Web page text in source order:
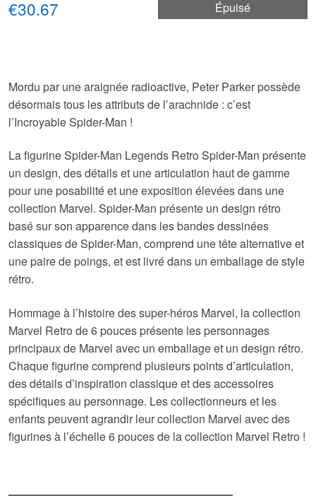
Épuisé
€30.67
Mordu par une araignée radioactive, Peter Parker possède
désormais tous les attributs de l’arachnide : c’est
l’Incroyable Spider-Man !
La figurine Spider-Man Legends Retro Spider-Man présente
un design, des détails et une articulation haut de gamme
pour une posabilité et une exposition élevées dans une
collection Marvel. Spider-Man présente un design rétro
basé sur son apparence dans les bandes dessinées
classiques de Spider-Man, comprend une tête alternative et
une paire de poings, et est livré dans un emballage de style
rétro.
Hommage à l’histoire des super-héros Marvel, la collection
Marvel Retro de 6 pouces présente les personnages
principaux de Marvel avec un emballage et un design rétro.
Chaque figurine comprend plusieurs points d’articulation,
des détails d’inspiration classique et des accessoires
spécifiques au personnage. Les collectionneurs et les
enfants peuvent agrandir leur collection Marvel avec des
figurines à l’échelle 6 pouces de la collection Marvel Retro !